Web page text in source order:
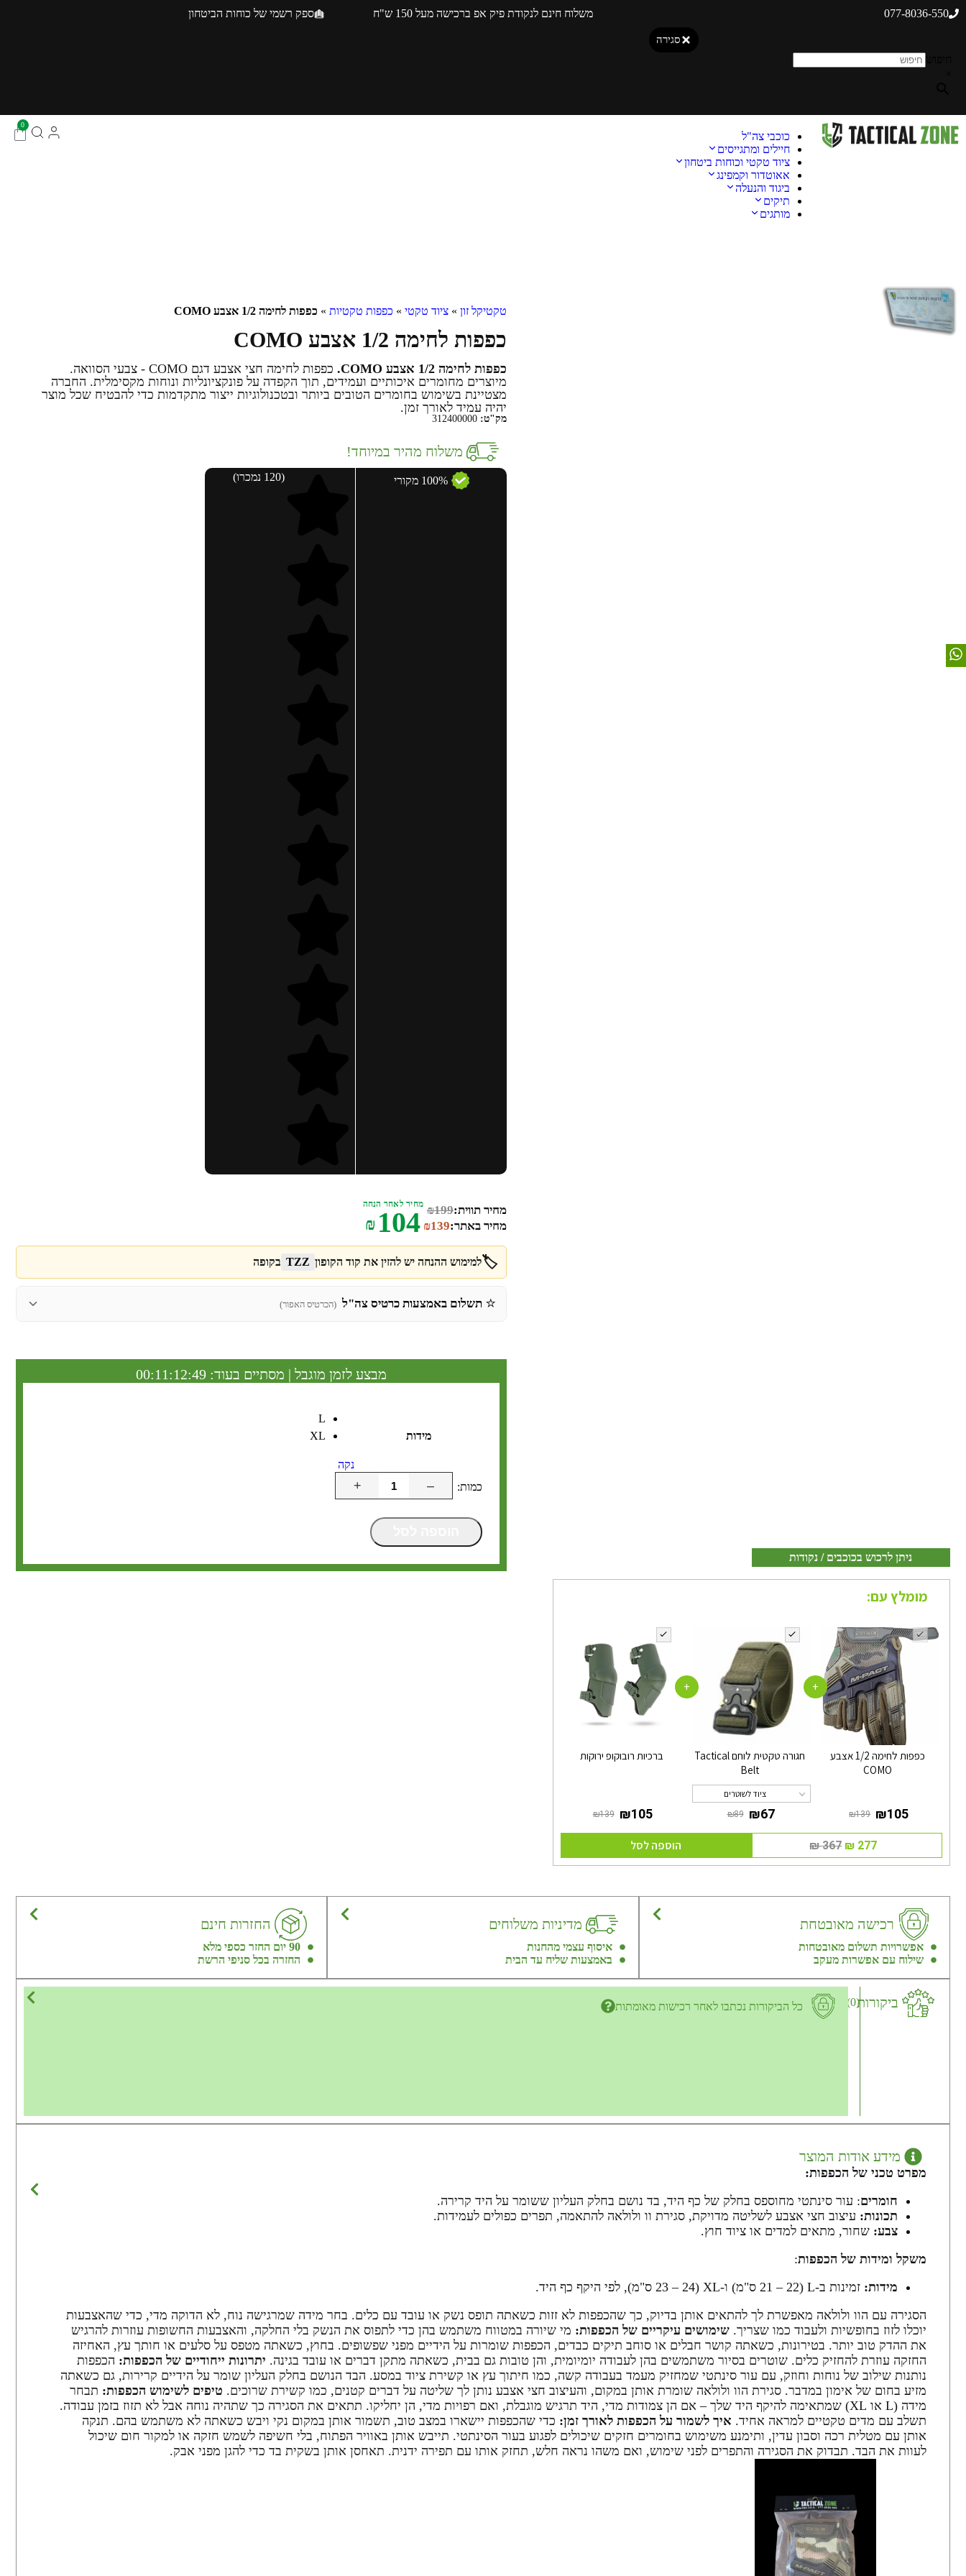
077-8036-550 משלוח חינם לנקודת פיק אפ ברכישה מעל 150 ש"ח ספק רשמי של כוחות הביטחון
סגירה
כוכבי צה"ל
חיילים ומתגייסים
ציוד טקטי וכוחות ביטחון
אאוטדור וקמפינג
ביגוד והנעלה
תיקים
מותגים
0
מבצע!
ניתן לרכוש בכוכבים / נקודות
מומלץ עם:
כפפות לחימה 1/2 אצבע
COMO
‏139 ₪
+
חגורה טקטית לוחם Tactical
Belt
ציוד לשוטרים
‏89 ₪ ‏67 ₪
+
ברכיות רובוקופ ירוקות
‏139 ₪ ‏105 ₪
‏367 ₪ הוספה לסל
טקטיקל זון » ציוד טקטי » כפפות טקטיות » כפפות לחימה 1/2 אצבע COMO
כפפות לחימה 1/2 אצבע COMO
כפפות לחימה 1/2 אצבע COMO.
כפפות לחימה חצי אצבע דגם COMO - צבעי הסוואה.
מיוצרים מחומרים איכותיים ועמידים, תוך הקפדה על פונקציונליות ונוחות מקסימלית. החברה
מצטיינת בשימוש בחומרים הטובים ביותר ובטכנולוגיות ייצור מתקדמות כדי להבטיח שכל מוצר
יהיה עמיד לאורך זמן.
מק"ט:
משלוח מהיר במיוחד!
100% מקורי (120 נמכרו)
מחיר תווית: ₪199
מחיר באתר:
₪139
מחיר לאחר הנחה
₪ 104
🏷️למימוש ההנחה יש להזין את קוד הקופון TZZ בקופה
⭐ תשלום באמצעות כרטיס צה"ל (הכרטיס האפור)
מבצע לזמן מוגבל | מסתיים בעוד: 00:11:12:48
מידות
L
XL
נקה
–
+
רכישה מאובטחת
אפשרויות תשלום מאובטחות
שילוח עם אפשרות מעקב
מדיניות משלוחים
איסוף עצמי מהחנות
באמצעות שליח עד הבית
החזרות חינם
90 יום החזר כספי מלא
החזרה בכל סניפי הרשת
ביקורות(0) כל הביקורות נכתבו לאחר רכישות מאומתות
מידע אודות המוצר
מפרט טכני של הכפפות:
חומרים: עור סינתטי מחוספס בחלק של כף היד, בד נושם בחלק העליון ששומר על היד קרירה.
תכונות: עיצוב חצי אצבע לשליטה מדויקת, סגירת וו ולולאה להתאמה, תפרים כפולים לעמידות.
צבע: שחור, מתאים למדים או ציוד חוץ.
משקל ומידות של הכפפות:
מידות: זמינות ב-L (21 – 22 ס"מ) ו-XL (23 – 24 ס"מ), לפי היקף כף היד.
הסגירה עם הוו ולולאה מאפשרת לך להתאים אותן בדיוק, כך שהכפפות לא זזות כשאתה תופס נשק או עובד עם כלים. בחר מידה שמרגישה נוח, לא הדוקה מדי, כדי שהאצבעות
יוכלו לזוז בחופשיות ולעבוד כמו שצריך. שימושים עיקריים של הכפפות: מי שיורה במטווח משתמש בהן כדי לתפוס את הנשק בלי החלקה, והאצבעות החשופות עוזרות להרגיש
את ההדק טוב יותר. בטירונות, כשאתה קושר חבלים או סוחב תיקים כבדים, הכפפות שומרות על הידיים מפני שפשופים. בחוץ, כשאתה מטפס על סלעים או חותך עץ, האחיזה
החזקה עוזרת להחזיק כלים. שוטרים בסיור משתמשים בהן לעבודה יומיומית, והן טובות גם בבית, כשאתה מתקן דברים או עובד בגינה. יתרונות ייחודיים של הכפפות: הכפפות
נותנות שילוב של נוחות וחוזק, עם עור סינתטי שמחזיק מעמד בעבודה קשה, כמו חיתוך עץ או קשירת ציוד במסע. הבד הנושם בחלק העליון שומר על הידיים קרירות, גם כשאתה
מזיע בחום של אימון במדבר. סגירת הוו ולולאה שומרת אותן במקום, והעיצוב חצי אצבע נותן לך שליטה על דברים קטנים, כמו קשירת שרוכים. טיפים לשימוש הכפפות: תבחר
מידה (L או XL) שמתאימה להיקף היד שלך – אם הן צמודות מדי, היד תרגיש מוגבלת, ואם רפויות מדי, הן יחליקו. תתאים את הסגירה כך שתהיה נוחה אבל לא תזוז בזמן עבודה.
תשלב עם מדים טקטיים למראה אחיד. איך לשמור על הכפפות לאורך זמן: כדי שהכפפות יישארו במצב טוב, תשמור אותן במקום נקי ויבש כשאתה לא משתמש בהם. תנקה
אותן עם מטלית רכה וסבון עדין, ותימנע משימוש בחומרים חזקים שיכולים לפגוע בעור הסינתטי. תייבש אותן באוויר הפתוח, בלי חשיפה לשמש חזקה או למקור חום שיכול
לעוות את הבד. תבדוק את הסגירה והתפרים לפני שימוש, ואם משהו נראה חלש, תחזק אותו עם תפירה ידנית. תאחסן אותן בשקית בד כדי להגן מפני אבק.